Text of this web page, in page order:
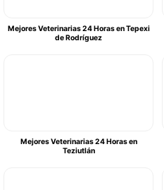
Mejores Veterinarias 24 Horas en Tepexi
de Rodríguez
Mejores Veterinarias 24 Horas en
Teziutlán